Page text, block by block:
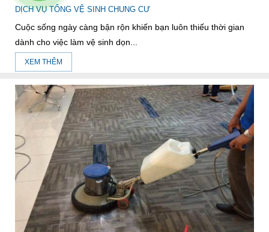
DỊCH VỤ TỔNG VỆ SINH CHUNG CƯ
Cuộc sống ngày càng bận rộn khiến bạn luôn thiếu thời gian
dành cho việc làm vệ sinh dọn...
XEM THÊM